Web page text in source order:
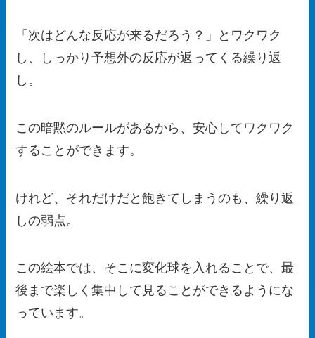
「次はどんな反応が来るだろう？」とワクワク
し、しっかり予想外の反応が返ってくる繰り返
し。
この暗黙のルールがあるから、安心してワクワク
することができます。
けれど、それだけだと飽きてしまうのも、繰り返
しの弱点。
この絵本では、そこに変化球を入れることで、最
後まで楽しく集中して見ることができるようにな
っています。